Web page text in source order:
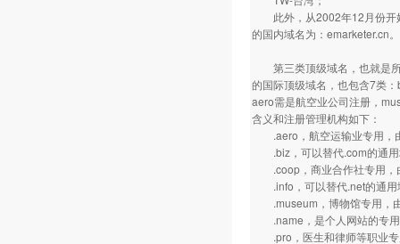
此外，从2002年12月份开
的国内域名为：emarketer.cn。
第三类顶级域名，也就是所
的国际顶级域名，也包含7类
aero需是航空业公司注册，
含义和注册管理机构如下：
.aero，航空运输业专用，
.biz，可以替代.com的通用
.coop，商业合作社专用，
.info，可以替代.net的通用
.museum，博物馆专用，
.name，是个人网站的专用
.pro，医生和律师等职业专